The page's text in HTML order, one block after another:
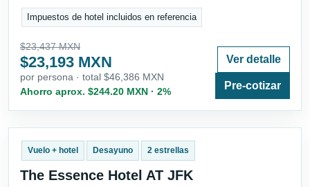
Impuestos de hotel incluidos en referencia
$23,437 MXN
$23,193 MXN
por persona · total $46,386 MXN
Ahorro aprox. $244.20 MXN · 2%
Ver detalle
Pre-cotizar
Vuelo + hotel Desayuno 2 estrellas
The Essence Hotel AT JFK